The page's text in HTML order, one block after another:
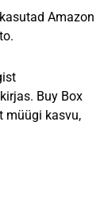
Amazon
Buy Box
müügi kasvu,